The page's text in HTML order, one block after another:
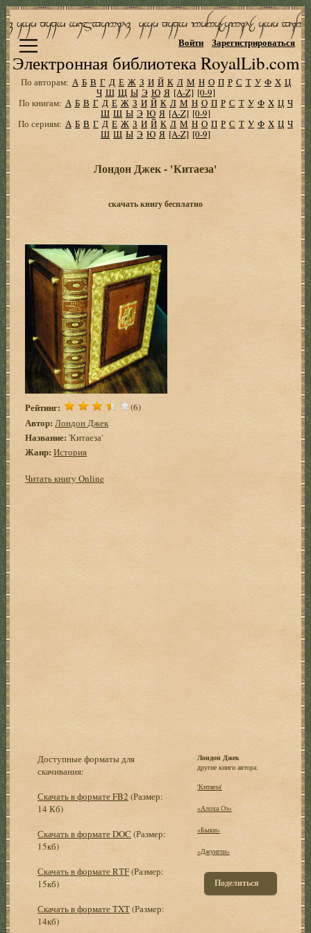
Электронная библиотека RoyalLib.com
Войти Зарегистрироваться
По авторам: А Б В Г Д Е Ж З И Й К Л М Н О П Р С Т У Ф Х Ц
Ч Ш Щ Ы Э Ю Я [A-Z] [0-9]
По книгам: А Б В Г Д Е Ж З И Й К Л М Н О П Р С Т У Ф Х Ц Ч
Ш Щ Ы Э Ю Я [A-Z] [0-9]
По сериям: А Б В Г Д Е Ж З И Й К Л М Н О П Р С Т У Ф Х Ц Ч
Ш Щ Ы Э Ю Я [A-Z] [0-9]
Лондон Джек - 'Китаеза'
скачать книгу бесплатно
Рейтинг: (6)
Автор: Лондон Джек
Название: 'Китаеза'
Жанр: История
Читать книгу Online
Доступные форматы для
скачивания:
Скачать в формате FB2 (Размер:
14 Кб)
Скачать в формате DOC (Размер:
15кб)
Скачать в формате RTF(Размер:
15кб)
Скачать в формате TXT(Размер:
14кб)
Лондон Джек
другие книги автора:
'Китаеза'
«Алоха Оэ»
«Быки»
«Джунгли»
Поделиться